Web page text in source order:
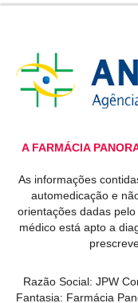
A FARMÁCIA
As informações
automedicação e
orientações dadas
médico está apto a
Razão Social: JPW
Fantasia: Farmácia